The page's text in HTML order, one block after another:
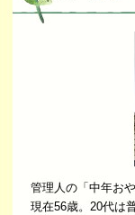
管理人の「中年おや
現在56歳。20代は